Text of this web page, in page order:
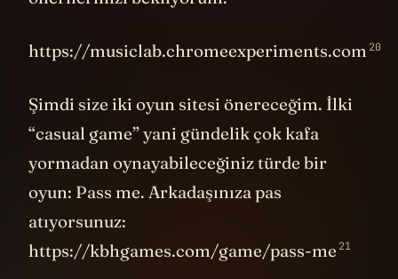
https://musiclab.chromeexperiments.com 20
Şimdi size iki oyun sitesi önereceğim. İlki
“casual game” yani gündelik çok kafa
yormadan oynayabileceğiniz türde bir
oyun: Pass me. Arkadaşınıza pas
atıyorsunuz:
https://kbhgames.com/game/pass-me 21